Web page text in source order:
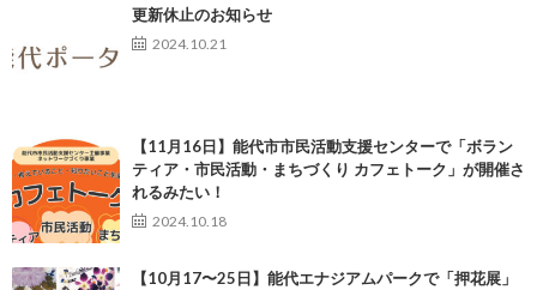
更新休止のお知らせ
2024.10.21
【11月16日】能代市市民活動支援センターで「ボラン
ティア・市民活動・まちづくり カフェトーク」が開催さ
れるみたい！
2024.10.18
【10月17〜25日】能代エナジアムパークで「押花展」